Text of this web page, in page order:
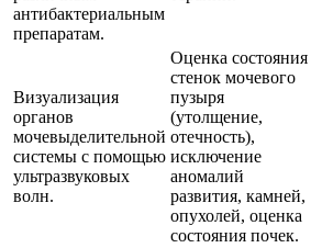
антибактериальным
препаратам.
Визуализация
органов
мочевыделительной
системы с помощью
ультразвуковых
волн.
Оценка состояния
стенок мочевого
пузыря
(утолщение,
отечность),
исключение
аномалий
развития, камней,
опухолей, оценка
состояния почек.